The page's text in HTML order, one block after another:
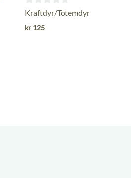
0
ut
Kraftdyr/Totemdyr
kr 125